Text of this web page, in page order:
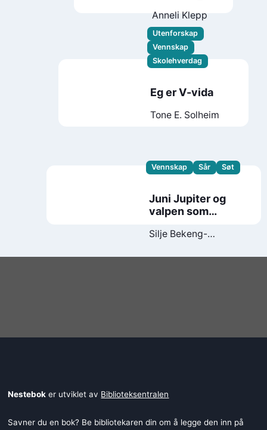
Anneli Klepp
Utenforskap
Vennskap
Skolehverdag
Eg er V-vida
Tone E. Solheim
Vennskap Sår Søt
Juni Jupiter og
valpen som
Silje Bekeng-
Nestebok er utviklet av Biblioteksentralen
Savner du en bok? Be bibliotekaren din om å legge den inn på